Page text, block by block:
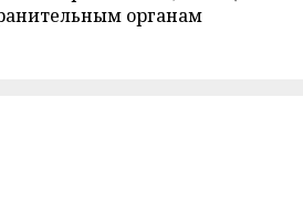
органам